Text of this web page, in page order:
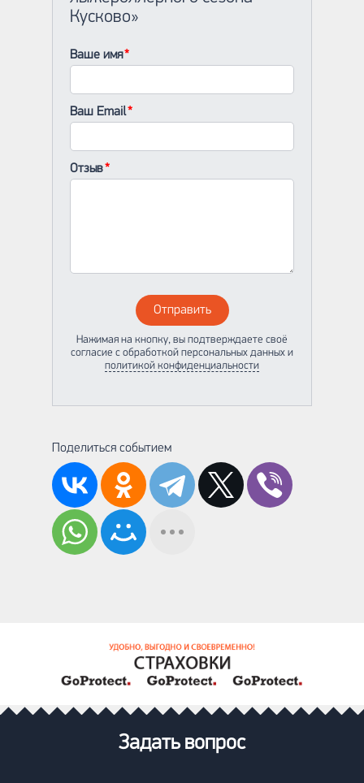
Кусково»
Ваше имя
Ваш Email
Отзыв
Отправить
Нажимая на кнопку, вы подтверждаете своё
согласие с обработкой персональных данных и
политикой конфиденциальности
Поделиться событием
Задать вопрос